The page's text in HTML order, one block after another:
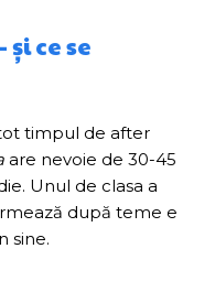
ce se
timpul de after
are nevoie de 30-45
Unul de clasa a
după teme e
sine.